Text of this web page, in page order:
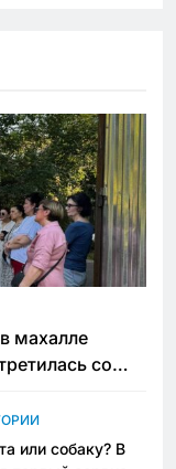
махалле
со
или собаку? В